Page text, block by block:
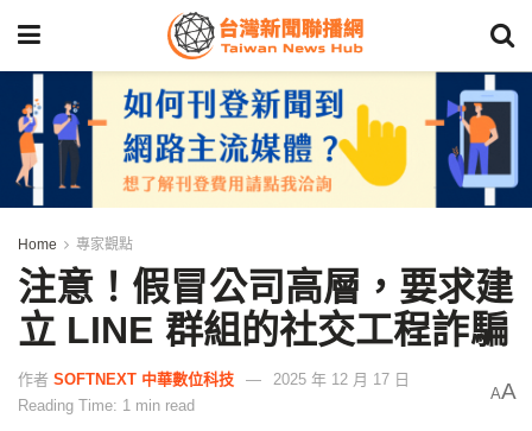
Home 專家觀點
注意！假冒公司高層，要求建
立 LINE 群組的社交工程詐騙
作者 SOFTNEXT 中華數位科技
2025 年 12 月 17 日
Reading Time: 1 min read
AA